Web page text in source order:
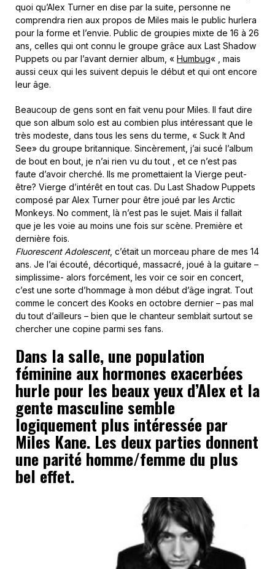
quoi qu’Alex Turner en dise par la suite, personne ne
comprendra rien aux propos de Miles mais le public hurlera
pour la forme et l’envie. Public de groupies mixte de 16 à 26
ans, celles qui ont connu le groupe grâce aux Last Shadow
Puppets ou par l’avant dernier album, « Humbug« , mais
aussi ceux qui les suivent depuis le début et qui ont encore
leur âge.
Beaucoup de gens sont en fait venu pour Miles. Il faut dire
que son album solo est au combien plus intéressant que le
très modeste, dans tous les sens du terme, « Suck It And
See» du groupe britannique. Sincèrement, j’ai sucé l’album
de bout en bout, je n’ai rien vu du tout , et ce n’est pas
faute d’avoir cherché. Ils me promettaient la Vierge peut-
être? Vierge d’intérêt en tout cas. Du Last Shadow Puppets
composé par Alex Turner pour être joué par les Arctic
Monkeys. No comment, là n’est pas le sujet. Mais il fallait
que je les voie au moins une fois sur scène. Première et
dernière fois.
Fluorescent Adolescent, c’était un morceau phare de mes 14
ans. Je l’ai écouté, décortiqué, massacré, joué à la guitare –
simplissime- alors forcément, les voir ce soir en concert,
c’est une sorte d’hommage à mon début d’âge ingrat. Tout
comme le concert des Kooks en octobre dernier – pas mal
du tout d’ailleurs – bien que le chanteur semblait surtout se
chercher une copine parmi ses fans.
Dans la salle, une population
féminine aux hormones exacerbées
hurle pour les beaux yeux d’Alex et la
gente masculine semble
logiquement plus intéressée par
Miles Kane. Les deux parties donnent
une parité homme/femme du plus
bel effet.